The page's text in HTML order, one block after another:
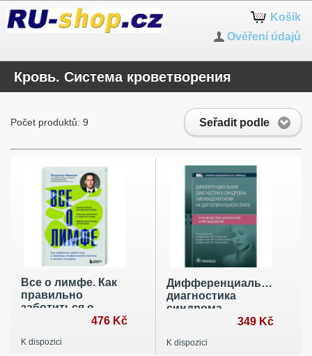
Košík
Ověření údajů
Кровь. Система кроветворения
Seřadit podle
Počet produktů: 9
Все о лимфе. Как
правильно
заботиться о
системы и почему
476 Kč
K dispozici
Дифференциальная
диагностика
синдрома
лимфаденопатии
догоспитальном
349 Kč
K dispozici